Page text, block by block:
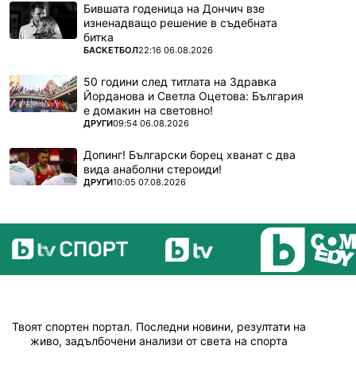
Бившата годеница на Дончич взе
изненадващо решение в съдебната
битка
ПОВЕЧЕ ОТ
БАСКЕТБОЛ22:16 06.08.2026
50 години след титлата на Здравка
Йорданова и Светла Оцетова: България
е домакин на световно!
ПОВЕЧЕ ОТ
ДРУГИ09:54 06.08.2026
Допинг! Български борец хванат с два
вида анаболни стероиди!
ПОВЕЧЕ ОТ
ДРУГИ10:05 07.08.2026
Твоят спортен портал. Последни новини, резултати на
живо, задълбочени анализи от света на спорта